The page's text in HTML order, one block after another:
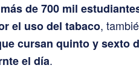
más de 700 mil
el uso del tabaco,
cursan quinto y sexto
el día.